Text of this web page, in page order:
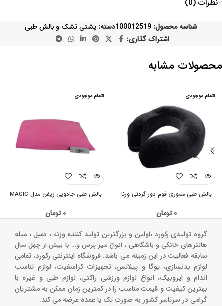
نظرات (0)
شناسه محصول: 100012519دسته: پشتی تشک و بالش طبی
اشتراک گذاری:
محصولات مشابه
اتمام موجودی
بالش طبی مموری فوم دور گردنی ورنا
۰ تومان
اتمام موجودی
بالش طبی جادویی زیفن مدل MAGIC
۰ تومان
گروه تولیدی رکورد ،اولین و بزرگترین تولید کننده وزنه ، دمبل ، میله
هالترهای خانگی و باشگاهی ، انواع میز پرس و‌… با بیش از چهل سال
سابقه فعالیت در این زمینه می باشد. فروشگاه اینترنتی رکورد، تمامی
لوازم بدنسازی، یوگا و پیلاتس، تجهیزات کراسفیت، لوازم تناسب
اندام و ایروبیک، انواع لوازم ورزشی راکتی، لوازم طبی و غیره با
بهترین کیفیت و قیمت مناسب را در کمترین زمان ممکن به مشتریان
گرامی در سرتاسر کشور به صورت تک یا عمده عرضه می کند.